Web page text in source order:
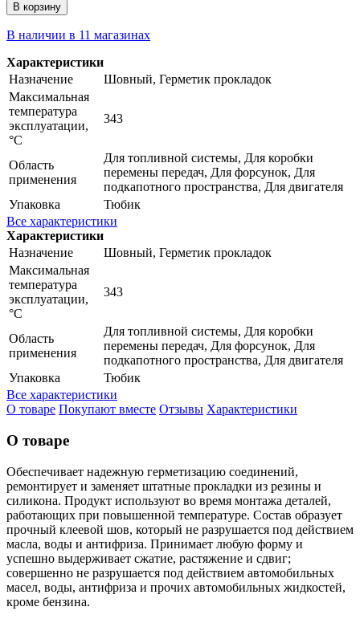
В корзину
В наличии в 11 магазинах
Характеристики
Назначение
Шовный, Герметик прокладок
Максимальная
температура
эксплуатации,
°C
343
Область
применения
Для топливной системы, Для коробки
перемены передач, Для форсунок, Для
подкапотного пространства, Для двигателя
Упаковка
Тюбик
Все характеристики
Характеристики
Назначение
Шовный, Герметик прокладок
Максимальная
температура
эксплуатации,
°C
343
Область
применения
Для топливной системы, Для коробки
перемены передач, Для форсунок, Для
подкапотного пространства, Для двигателя
Упаковка
Тюбик
Все характеристики
О товаре Покупают вместе Отзывы Характеристики
О товаре
Обеспечивает надежную герметизацию соединений,
ремонтирует и заменяет штатные прокладки из резины и
силикона. Продукт используют во время монтажа деталей,
работающих при повышенной температуре. Состав образует
прочный клеевой шов, который не разрушается под действием
масла, воды и антифриза. Принимает любую форму и
успешно выдерживает сжатие, растяжение и сдвиг;
совершенно не разрушается под действием автомобильных
масел, воды, антифриза и прочих автомобильных жидкостей,
кроме бензина.